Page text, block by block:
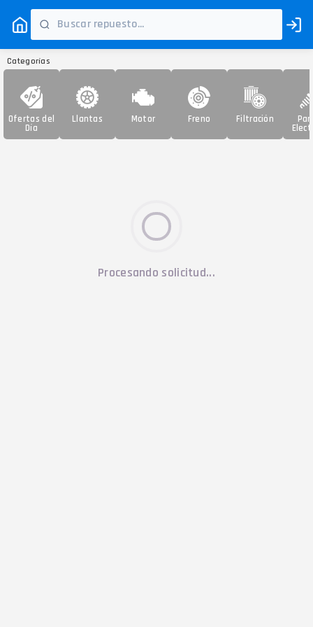
Categorías
Ofertas del
Día
Llantas Motor Freno Filtración
Procesando solicitud...